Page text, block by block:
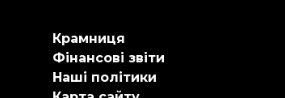
Крамниця
Фінансові звіти
Наші політики